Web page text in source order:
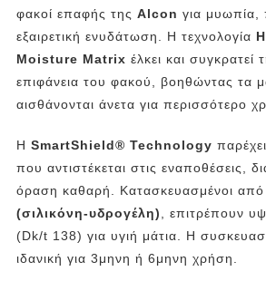
φακοί επαφής της Alcon για
εξαιρετική ενυδάτωση. Η τεχνολογία
Moisture Matrix έλκει και συγκρατεί
επιφάνεια του φακού, βοηθώντας τα
αισθάνονται άνετα για περισσότερο
Η SmartShield® Technology
που αντιστέκεται στις εναποθέσεις,
όραση καθαρή. Κατασκευασμένοι από
(σιλικόνη-υδρογέλη), επιτρέπουν
(Dk/t 138) για υγιή μάτια. Η
ιδανική για 3μηνη ή 6μηνη χρήση.